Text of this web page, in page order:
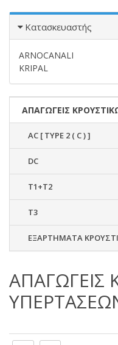
Κατασκευαστής
ARNOCANALI
KRIPAL
ΑΠΑΓΩΓΕΙΣ
AC [ TYPE 2 ( C ) ]
DC
T1+T2
T3
ΕΞΑΡΤΗΜΑΤΑ
ΑΠΑΓΩΓΕΙΣ